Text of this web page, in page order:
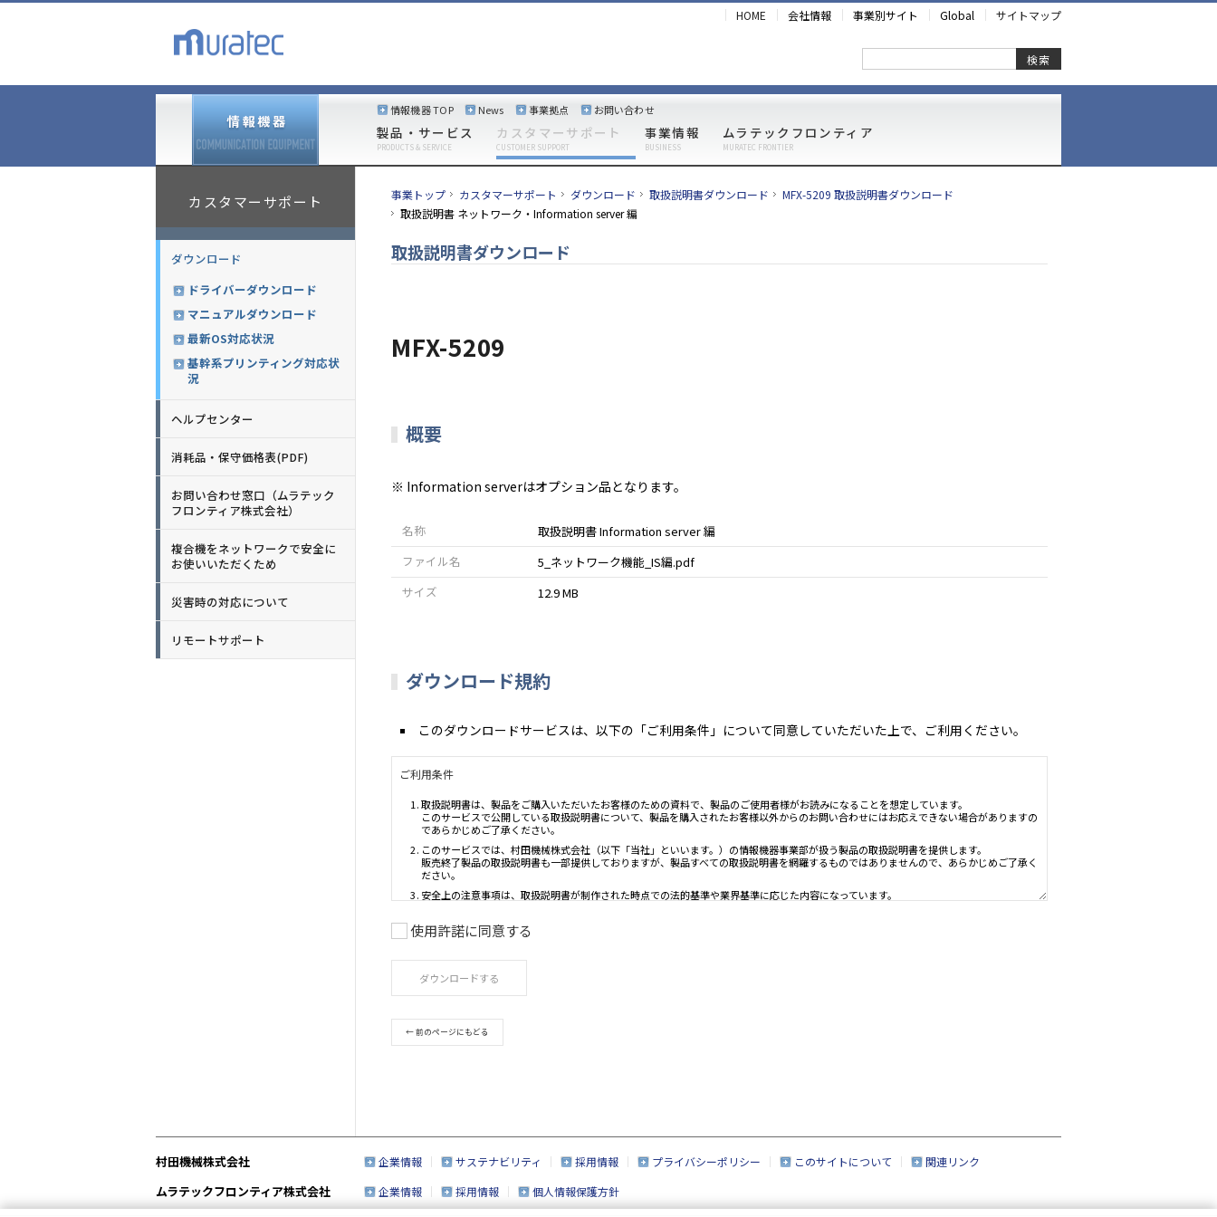
HOME 会社情報 事業別サイト Global サイトマップ
検索
製品・サービス
PRODUCTS & SERVICE
カスタマーサポート
CUSTOMER SUPPORT
事業情報
BUSINESS
ムラテックフロンティア
MURATEC FRONTIER
情報機器 TOP News 事業拠点 お問い合わせ
カスタマーサポート
ダウンロード
ドライバーダウンロード
マニュアルダウンロード
最新OS対応状況
基幹系プリンティング対応状
況
ヘルプセンター
消耗品・保守価格表(PDF)
お問い合わせ窓口（ムラテック
フロンティア株式会社）
複合機をネットワークで安全に
お使いいただくため
災害時の対応について
リモートサポート
事業トップ カスタマーサポート ダウンロード 取扱説明書ダウンロード
MFX-5209 取扱説明書ダウンロード
取扱説明書 ネットワーク・Information server 編
取扱説明書ダウンロード
MFX-5209
概要
※ Information serverはオプション品となります。
名称
取扱説明書 Information server 編
ファイル名
5_ネットワーク機能_IS編.pdf
サイズ
12.9 MB
ダウンロード規約
このダウンロードサービスは、以下の「ご利用条件」について同意していただいた上で、ご利用ください。
ご利用条件
取扱説明書の内容は、製品の仕様変更などで予告なく変更される場合があります。
このサービスで提供している取扱説明書の内容は、製品本体に同梱されている取扱説明書の内容と異なる場合があります。
製品には、取扱説明書以外の印刷物が同梱されている場合がありますが、このサービスでは、それらの印刷物は提供してお
このサービスで提供している取扱説明書の対象となる製品の一部には、すでに生産終了になっており、市場で入手できない
使用許諾に同意する
ダウンロードする
← 前のページにもどる
村田機械株式会社 企業情報 サステナビリティ 採用情報 プライバシーポリシー このサイトについて 関連リンク
ムラテックフロンティア株式会社 企業情報 採用情報 個人情報保護方針